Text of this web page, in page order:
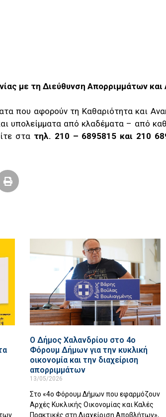
με τη Διεύθυνση Απορριμμάτων
που αφορούν τη Καθαριότητα και
υπολείμματα από κλαδέματα – από
στα τηλ. 210 – 6895815 και 210
Ο Δήμος Χαλανδρίου στο 4ο
Φόρουμ Δήμων για την κυκλική
οικονομία και την διαχείριση
απορριμμάτων
13/05/2026
Στο «4ο Φόρουμ Δήμων που εφαρμόζουν
Αρχές Κυκλικής Οικονομίας και Καλές
Πρακτικές στη Διαχείριση Αποβλήτων»,